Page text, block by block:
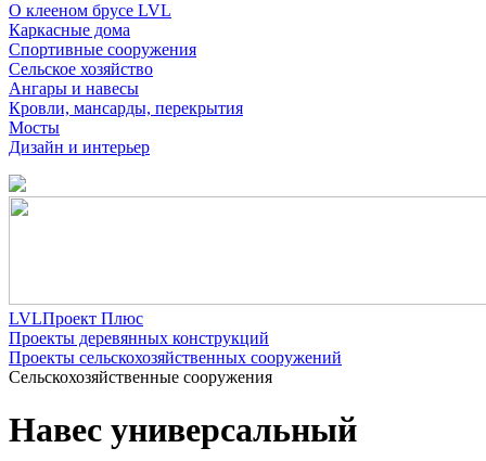
О клееном брусе LVL
Каркасные дома
Спортивные сооружения
Сельское хозяйство
Ангары и навесы
Кровли, мансарды, перекрытия
Мосты
Дизайн и интерьер
LVLПроект Плюс
Проекты деревянных конструкций
Проекты сельскохозяйственных сооружений
Сельскохозяйственные сооружения
Навес универсальный